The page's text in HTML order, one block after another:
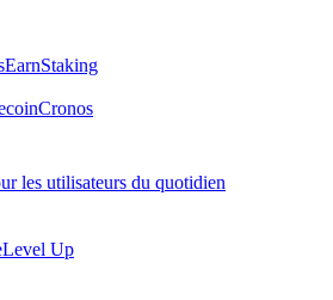
EarnStaking
Cronos
les utilisateurs du quotidien
Level Up